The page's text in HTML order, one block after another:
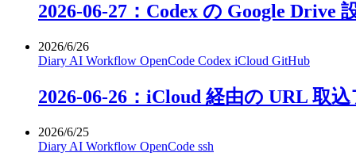
2026-06-27：Codex の Google Drive
2026/6/26
Diary AI Workflow OpenCode Codex iCloud GitHub
2026-06-26：iCloud 経由の URL 取
2026/6/25
Diary AI Workflow OpenCode ssh